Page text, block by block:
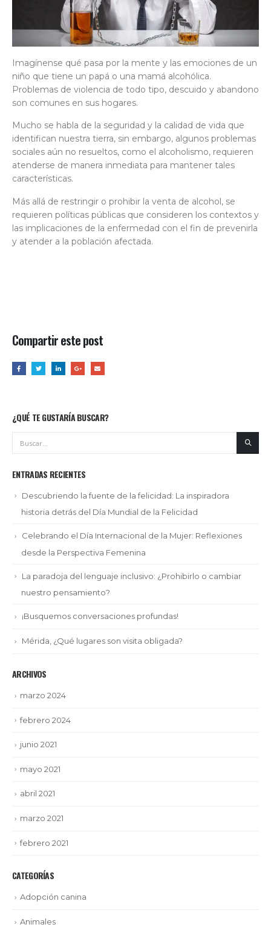
Imagínense qué pasa por la mente y las emociones de un
niño que tiene un papá o una mamá alcohólica.
Problemas de violencia de todo tipo, descuido y abandono
son comunes en sus hogares.
Mucho se habla de la seguridad y la calidad de vida que
identifican nuestra tierra, sin embargo, algunos problemas
sociales aún no resueltos, como el alcoholismo, requieren
atenderse de manera inmediata para mantener tales
características.
Más allá de restringir o prohibir la venta de alcohol, se
requieren políticas públicas que consideren los contextos y
las implicaciones de la enfermedad con el fin de prevenirla
y atender a la población afectada.
Compartir este post
¿QUÉ TE GUSTARÍA BUSCAR?
ENTRADAS RECIENTES
Descubriendo la fuente de la felicidad: La inspiradora
historia detrás del Día Mundial de la Felicidad
Celebrando el Día Internacional de la Mujer: Reflexiones
desde la Perspectiva Femenina
La paradoja del lenguaje inclusivo: ¿Prohibirlo o cambiar
nuestro pensamiento?
¡Busquemos conversaciones profundas!
Mérida, ¿Qué lugares son visita obligada?
ARCHIVOS
marzo 2024
febrero 2024
junio 2021
mayo 2021
abril 2021
marzo 2021
febrero 2021
CATEGORÍAS
Adopción canina
Animales